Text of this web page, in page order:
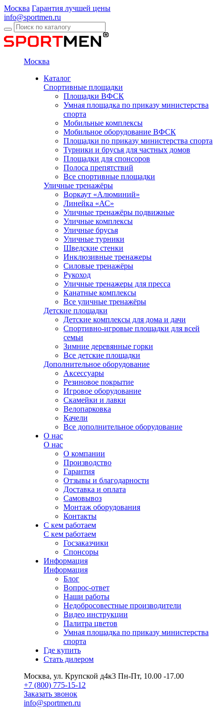
Москва Гарантия лучшей цены
info@sportmen.ru
Москва
Каталог
Спортивные площадки
Площадки ВФСК
Умная площадка по приказу министерства
спорта
Мобильные комплексы
Мобильное оборудование ВФСК
Площадки по приказу министерства спорта
Турники и брусья для частных домов
Площадки для спонсоров
Полоса препятствий
Все спортивные площадки
Уличные тренажёры
Воркаут «Алюминий»
Линейка «АС»
Уличные тренажёры подвижные
Уличные комплексы
Уличные брусья
Уличные турники
Шведские стенки
Инклюзивные тренажеры
Силовые тренажёры
Рукоход
Уличные тренажеры для пресса
Канатные комплексы
Все уличные тренажёры
Детские площадки
Детские комплексы для дома и дачи
Спортивно-игровые площадки для всей
семьи
Зимние деревянные горки
Все детские площадки
Дополнительное оборудование
Аксессуары
Резиновое покрытие
Игровое оборудование
Скамейки и лавки
Велопарковка
Качели
Все дополнительное оборудование
О нас
О нас
О компании
Производство
Гарантия
Отзывы и благодарности
Доставка и оплата
Самовывоз
Монтаж оборудования
Контакты
С кем работаем
С кем работаем
Госзаказчики
Спонсоры
Информация
Информация
Блог
Вопрос-ответ
Наши работы
Недобросовестные производители
Видео инструкции
Палитра цветов
Умная площадка по приказу министерства
спорта
Где купить
Стать дилером
Москва, ул. Крупской д4к3 Пн-Пт, 10.00 -17.00
+7 (800) 775-15-12
Заказать звонок
info@sportmen.ru